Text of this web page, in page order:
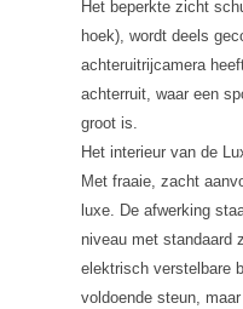
Het beperkte zicht
hoek), wordt deels
achteruitrijcamera
achterruit, waar een
groot is.
Het interieur van de
Met fraaie, zacht
luxe. De afwerking
niveau met standaard
elektrisch verstelbare
voldoende steun,